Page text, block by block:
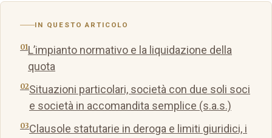
IN QUESTO ARTICOLO
L’impianto normativo e la liquidazione della
quota
Situazioni particolari, società con due soli soci
e società in accomandita semplice (s.a.s.)
Clausole statutarie in deroga e limiti giuridici, i